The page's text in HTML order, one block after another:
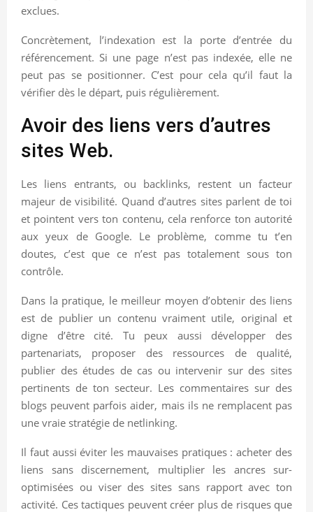
exclues.
Concrètement, l’indexation est la porte d’entrée du
référencement. Si une page n’est pas indexée, elle ne
peut pas se positionner. C’est pour cela qu’il faut la
vérifier dès le départ, puis régulièrement.
Avoir des liens vers d’autres
sites Web.
Les liens entrants, ou backlinks, restent un facteur
majeur de visibilité. Quand d’autres sites parlent de toi
et pointent vers ton contenu, cela renforce ton autorité
aux yeux de Google. Le problème, comme tu t’en
doutes, c’est que ce n’est pas totalement sous ton
contrôle.
Dans la pratique, le meilleur moyen d’obtenir des liens
est de publier un contenu vraiment utile, original et
digne d’être cité. Tu peux aussi développer des
partenariats, proposer des ressources de qualité,
publier des études de cas ou intervenir sur des sites
pertinents de ton secteur. Les commentaires sur des
blogs peuvent parfois aider, mais ils ne remplacent pas
une vraie stratégie de netlinking.
Il faut aussi éviter les mauvaises pratiques : acheter des
liens sans discernement, multiplier les ancres sur-
optimisées ou viser des sites sans rapport avec ton
activité. Ces tactiques peuvent créer plus de risques que